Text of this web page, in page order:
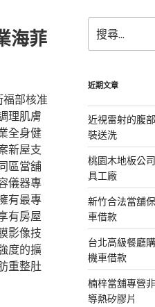
海菲
部核准
理肌膚
全身健
新屋支
區當舖
儀器專
有最專
有房屋
影像技
度的擴
重整肚
尋
關
字:
近期文章
近視雷射的腹
裝送洗
桃園木地板公
具工廠
新竹合法當舖
車借款
台北高級餐廳
機車借款
楠梓當舖專營
導熱矽膠片